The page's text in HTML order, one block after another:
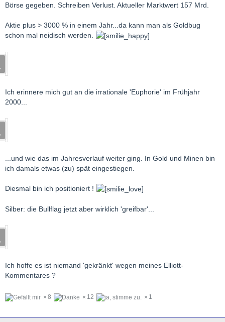
Börse gegeben. Schreiben Verlust. Aktueller Marktwert 157 Mrd.
Aktie plus > 3000 % in einem Jahr...da kann man als Goldbug
schon mal neidisch werden.
Ich erinnere mich gut an die irrationale 'Euphorie' im Frühjahr
2000...
...und wie das im Jahresverlauf weiter ging. In Gold und Minen bin
ich damals etwas (zu) spät eingestiegen.
Diesmal bin ich positioniert !
Silber: die Bullflag jetzt aber wirklich 'greifbar'...
Ich hoffe es ist niemand 'gekränkt' wegen meines Elliott-
Kommentares ?
8 12 1